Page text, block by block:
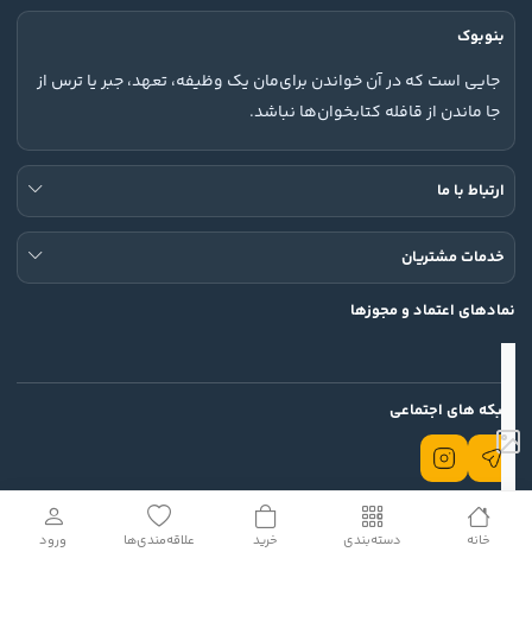
ورود علاقه‌مندی‌ها خرید دسته‌بندی خانه
بنوبوک
جایی است که در آن خواندن برای‌مان یک وظیفه، تعهد، جبر یا ترس از
جا ماندن از قافله کتابخوان‌ها نباشد.
ارتباط با ما
خدمات مشتریان
نمادهای اعتماد و مجوزها
شبکه های اجتماعی
تمامی حقوق این وب سایت محفوظ است.